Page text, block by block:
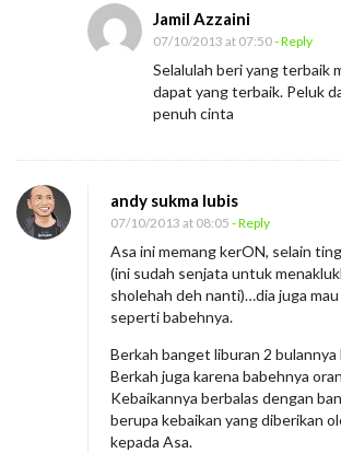
Jamil Azzaini
07/10/2013 at 07:50- Reply
Selalulah beri yang terbaik
dapat yang terbaik. Peluk
penuh cinta
andy sukma lubis
07/10/2013 at 08:05 - Reply
Asa ini memang kerON, selain
(ini sudah senjata untuk
sholehah deh nanti)…dia juga
seperti babehnya.
Berkah banget liburan 2 bulannya
Berkah juga karena babehnya
Kebaikannya berbalas dengan
berupa kebaikan yang diberikan
kepada Asa.